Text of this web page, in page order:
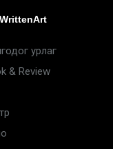
урлаг
& Review